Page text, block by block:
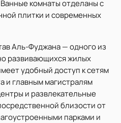
комнаты отделаны с
плитки и современных
Аль-Фуджана — одного из
развивающихся жилых
удобный доступ к сетям
и главным магистралям
и развлекательные
близости от
парками и